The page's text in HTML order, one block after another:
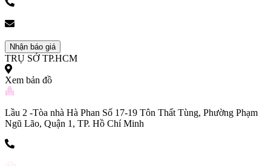
Nhận báo giá
TRỤ SỞ TP.HCM
Xem bản đồ
Lầu 2 -Tòa nhà Hà Phan Số 17-19 Tôn Thất Tùng, Phường Phạm
Ngũ Lão, Quận 1, TP. Hồ Chí Minh